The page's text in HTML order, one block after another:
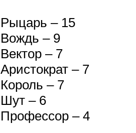
Рыцарь – 15
Вождь – 9
Вектор – 7
Аристократ – 7
Король – 7
Шут – 6
Профессор – 4